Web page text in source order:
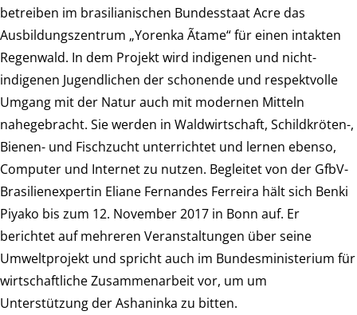
betreiben im brasilianischen Bundesstaat Acre das
Ausbildungszentrum „Yorenka Ãtame“ für einen intakten
Regenwald. In dem Projekt wird indigenen und nicht-
indigenen Jugendlichen der schonende und respektvolle
Umgang mit der Natur auch mit modernen Mitteln
nahegebracht. Sie werden in Waldwirtschaft, Schildkröten-,
Bienen- und Fischzucht unterrichtet und lernen ebenso,
Computer und Internet zu nutzen. Begleitet von der GfbV-
Brasilienexpertin Eliane Fernandes Ferreira hält sich Benki
Piyako bis zum 12. November 2017 in Bonn auf. Er
berichtet auf mehreren Veranstaltungen über seine
Umweltprojekt und spricht auch im Bundesministerium für
wirtschaftliche Zusammenarbeit vor, um um
Unterstützung der Ashaninka zu bitten.